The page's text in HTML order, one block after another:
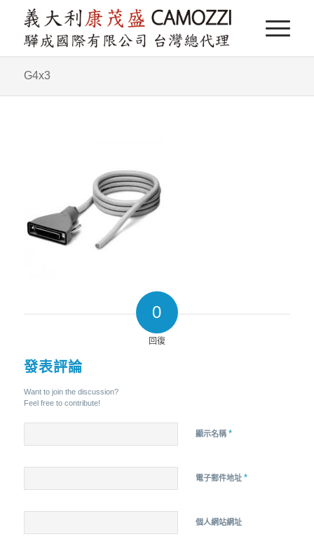
G4x3
0
回復
發表評論
Want to join the discussion?
Feel free to contribute!
顯示名稱 *
電子郵件地址 *
個人網站網址